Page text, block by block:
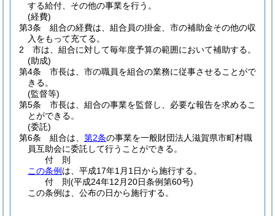
する給付、その他の事業を行う。
(経費)
第3条
組合の経費は、組合員の掛金、市の補助金その他の収
入をもって充てる。
2
市は、組合に対して毎年度予算の範囲において補助する。
(助成)
第4条
市長は、市の職員を組合の業務に従事させることがで
きる。
(監督等)
第5条
市長は、組合の事業を監督し、必要な報告を求めるこ
とができる。
(委託)
第6条
組合は、 第2条の事業を一般財団法人滋賀県市町村職
員互助会に委託して行うことができる。
付 則
この条例 は、平成17年1月1日から施行する。
付 則(平成24年12月20日条例第60号)
この条例は、公布の日から施行する。